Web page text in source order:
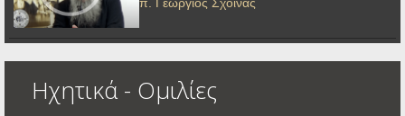
π. Γεώργιος Σχοινάς
Ηχητικά - Ομιλίες